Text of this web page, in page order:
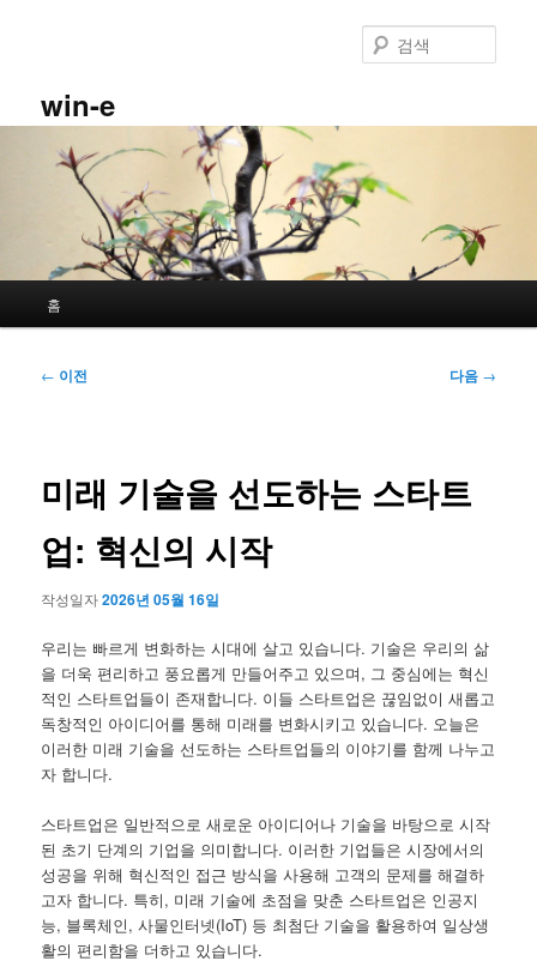
win-e
색
홈
글
션
← 이전 다음 →
미래 기술을 선도하는 스타트
업: 혁신의 시작
작성일자2026년 05월 16일
우리는 빠르게 변화하는 시대에 살고 있습니다. 기술은 우리의 삶
을 더욱 편리하고 풍요롭게 만들어주고 있으며, 그 중심에는 혁신
적인 스타트업들이 존재합니다. 이들 스타트업은 끊임없이 새롭고
독창적인 아이디어를 통해 미래를 변화시키고 있습니다. 오늘은
이러한 미래 기술을 선도하는 스타트업들의 이야기를 함께 나누고
자 합니다.
스타트업은 일반적으로 새로운 아이디어나 기술을 바탕으로 시작
된 초기 단계의 기업을 의미합니다. 이러한 기업들은 시장에서의
성공을 위해 혁신적인 접근 방식을 사용해 고객의 문제를 해결하
고자 합니다. 특히, 미래 기술에 초점을 맞춘 스타트업은 인공지
능, 블록체인, 사물인터넷(IoT) 등 최첨단 기술을 활용하여 일상생
활의 편리함을 더하고 있습니다.